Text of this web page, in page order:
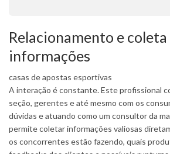
Relacionamento e coleta
informações
casas de apostas esportivas
A interação é constante. Este profissional
seção, gerentes e até mesmo com os
dúvidas e atuando como um consultor da
permite coletar informações valiosas
os concorrentes estão fazendo, quais